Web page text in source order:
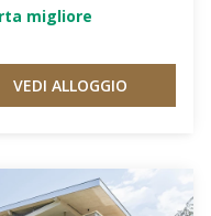
migliore
VEDI ALLOGGIO